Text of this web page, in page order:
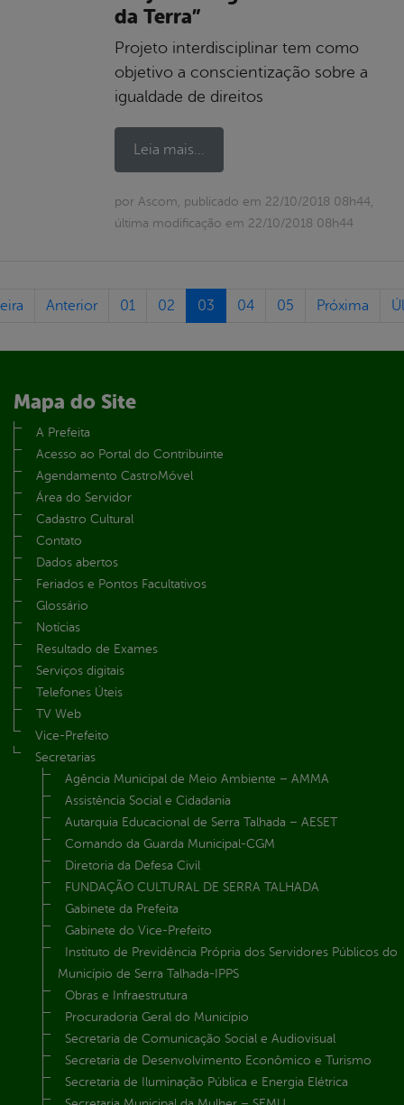
da Terra”
Projeto interdisciplinar tem como
objetivo a conscientização sobre a
igualdade de direitos
Leia mais...
por Ascom, publicado em 22/10/2018 08h44,
última modificação em 22/10/2018 08h44
Anterior 01 02 03 04 05 Próxima
Mapa do Site
A Prefeita
Acesso ao Portal do Contribuinte
Agendamento CastroMóvel
Área do Servidor
Cadastro Cultural
Contato
Dados abertos
Feriados e Pontos Facultativos
Glossário
Notícias
Resultado de Exames
Serviços digitais
Telefones Úteis
TV Web
Vice-Prefeito
Secretarias
Agência Municipal de Meio Ambiente – AMMA
Assistência Social e Cidadania
Autarquia Educacional de Serra Talhada – AESET
Comando da Guarda Municipal-CGM
Diretoria da Defesa Civil
FUNDAÇÃO CULTURAL DE SERRA TALHADA
Gabinete da Prefeita
Gabinete do Vice-Prefeito
Instituto de Previdência Própria dos Servidores Públicos do
Município de Serra Talhada-IPPS
Obras e Infraestrutura
Procuradoria Geral do Município
Secretaria de Comunicação Social e Audiovisual
Secretaria de Desenvolvimento Econômico e Turismo
Secretaria de Iluminação Pública e Energia Elétrica